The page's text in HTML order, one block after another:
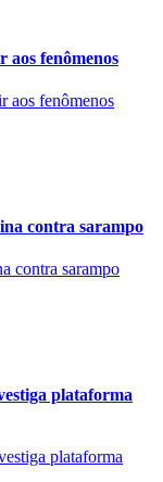
aos fenômenos
contra sarampo
plataforma